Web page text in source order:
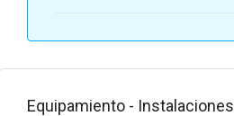
Equipamiento - Instalaciones